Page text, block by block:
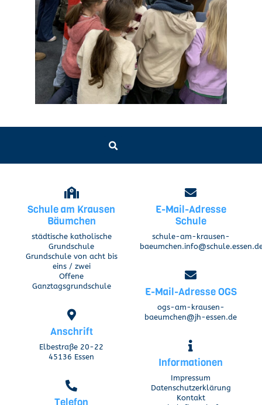
Schule am Krausen
Bäumchen
städtische katholische
Grundschule
Grundschule von acht bis
eins / zwei
Offene
Ganztagsgrundschule
Anschrift
Elbestraße 20-22
45136 Essen
E-Mail-Adresse
Schule
schule-am-krausen-
E-Mail-Adresse OGS
ogs-am-krausen-
baeumchen@jh-essen.de
Informationen
Impressum
Datenschutzerklärung
Kontakt